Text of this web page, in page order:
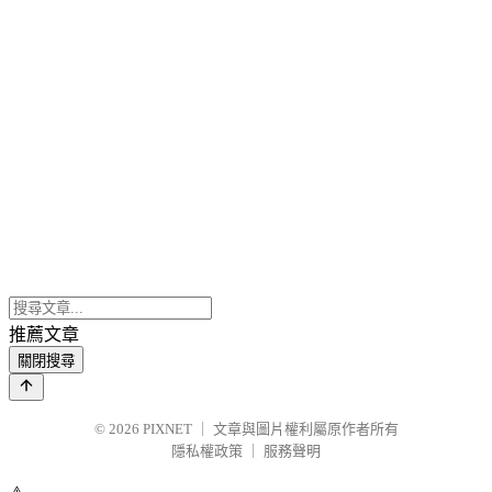
推薦文章
關閉搜尋
© 2026 PIXNET
文章與圖片權利屬原作者所有
隱私權政策
服務聲明